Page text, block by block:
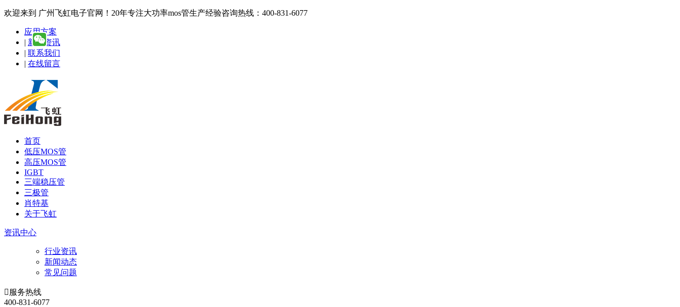
欢迎来到 广州飞虹电子官网！20年专注大功率mos管生产经验咨询热线：400-831-6077
应用方案
| 新闻资讯
| 联系我们
| 在线留言
首页
低压MOS管
高压MOS管
IGBT
三端稳压管
三极管
肖特基
关于飞虹
资讯中心
行业资讯
新闻动态
常见问题
 服务热线
400-831-6077